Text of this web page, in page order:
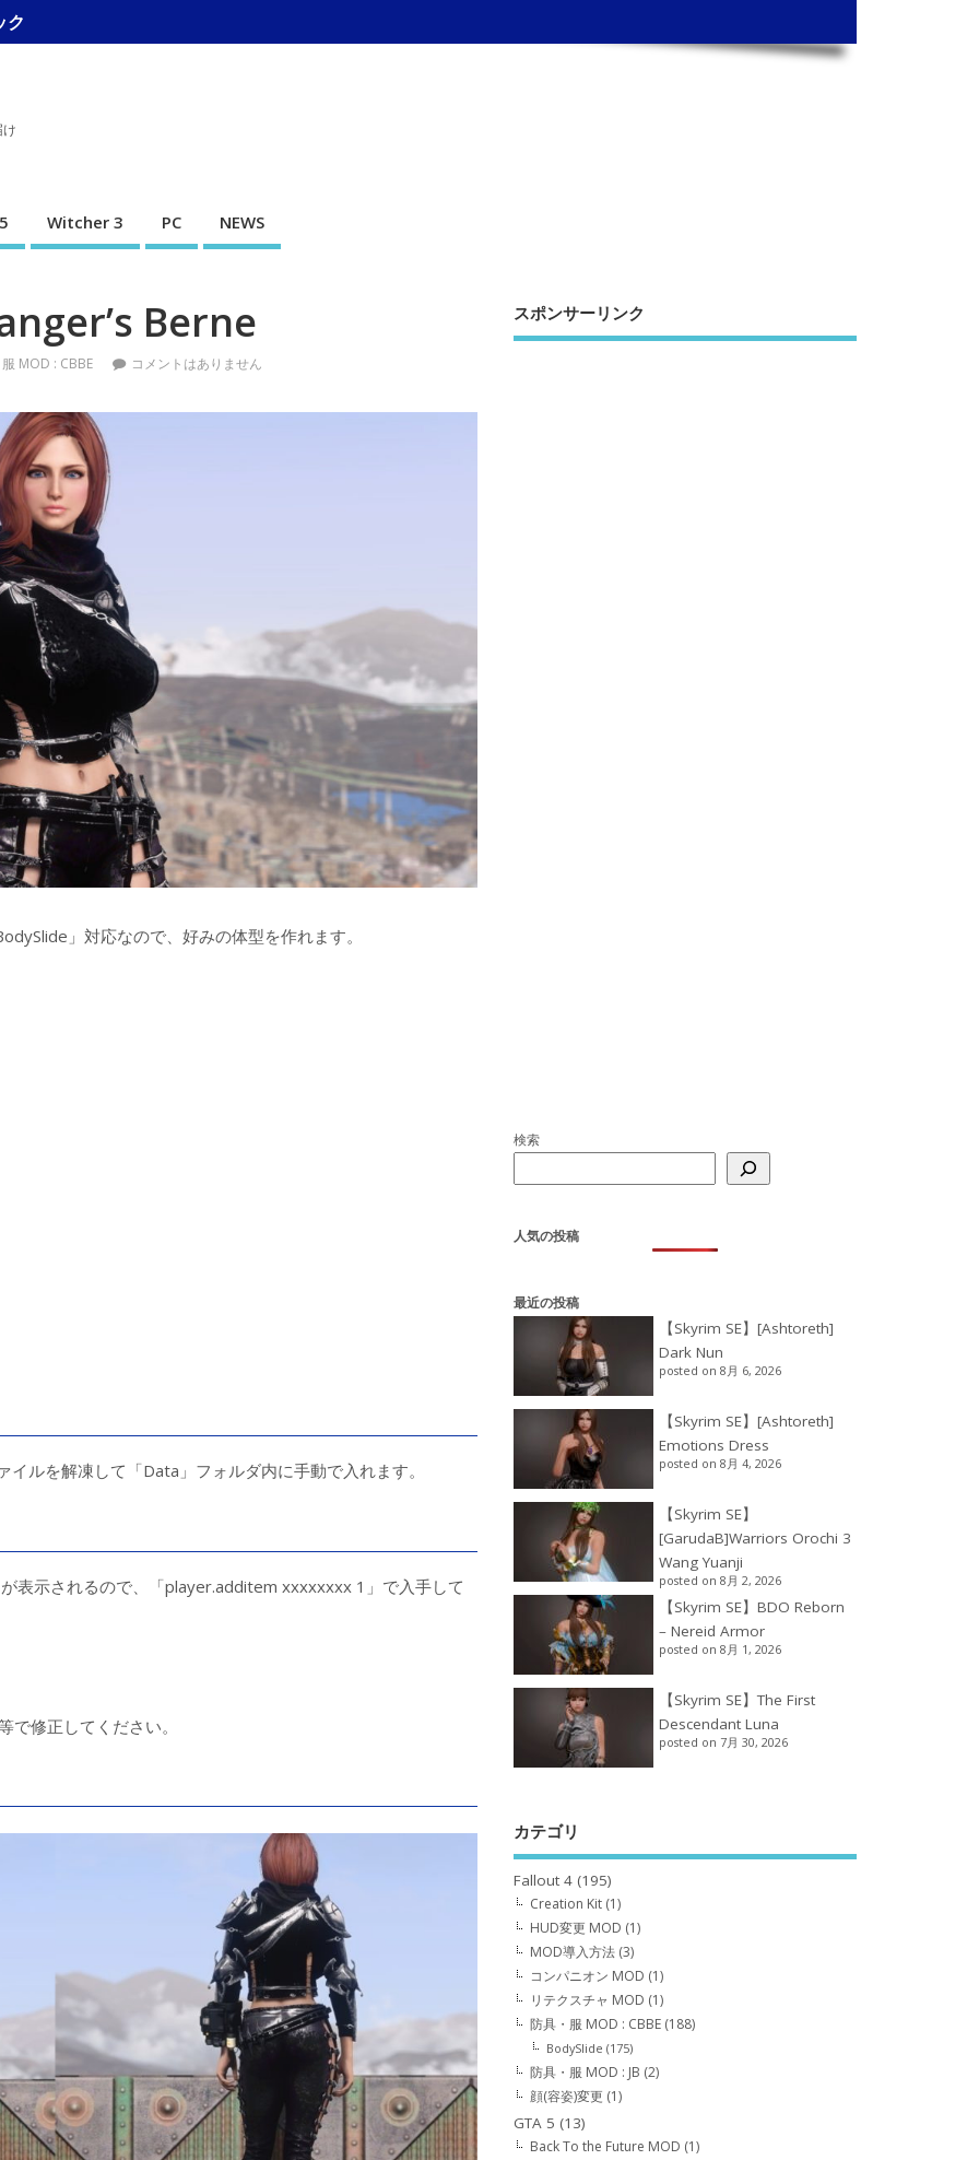
ク
Witcher 3 PC NEWS
Berne
MOD : CBBE コメントはありません
」対応なので、好みの体型を作れます。
ルを解凍して「Data」フォルダ内に手動で入れます。
表示されるので、「player.additem xxxxxxxx 1」で入手して
修正してください。
スポンサーリンク
検索
人気の投稿
最近の投稿
【Skyrim SE】[Ashtoreth]
Dark Nun
posted on 8月 6, 2026
【Skyrim SE】[Ashtoreth]
Emotions Dress
posted on 8月 4, 2026
【Skyrim SE】
[GarudaB]Warriors Orochi 3
Wang Yuanji
posted on 8月 2, 2026
【Skyrim SE】BDO Reborn
– Nereid Armor
posted on 8月 1, 2026
【Skyrim SE】The First
Descendant Luna
posted on 7月 30, 2026
カテゴリ
Fallout 4 (195)
Creation Kit (1)
HUD変更 MOD (1)
MOD導入方法 (3)
コンパニオン MOD (1)
リテクスチャ MOD (1)
防具・服 MOD : CBBE (188)
BodySlide (175)
防具・服 MOD : JB (2)
顔(容姿)変更 (1)
GTA 5 (13)
Back To the Future MOD (1)